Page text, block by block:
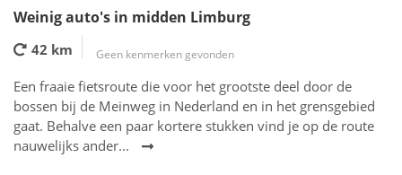
Weinig auto's in midden Limburg
42 km Geen kenmerken gevonden
Een fraaie fietsroute die voor het grootste deel door de
bossen bij de Meinweg in Nederland en in het grensgebied
gaat. Behalve een paar kortere stukken vind je op de route
nauwelijks ander...